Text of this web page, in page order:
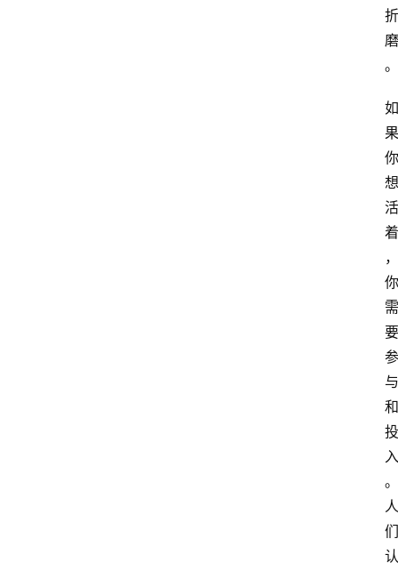
折
磨
。
如
果
你
想
活
着
，
你
需
要
参
与
和
投
入
。
人
们
认